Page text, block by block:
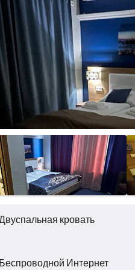
кровать
Интернет